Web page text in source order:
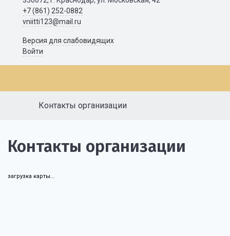
+7 (861) 252-0882
vniitti123@mail.ru
Версия для слабовидящих
Войти
Контакты организации
Контакты организации
загрузка карты...